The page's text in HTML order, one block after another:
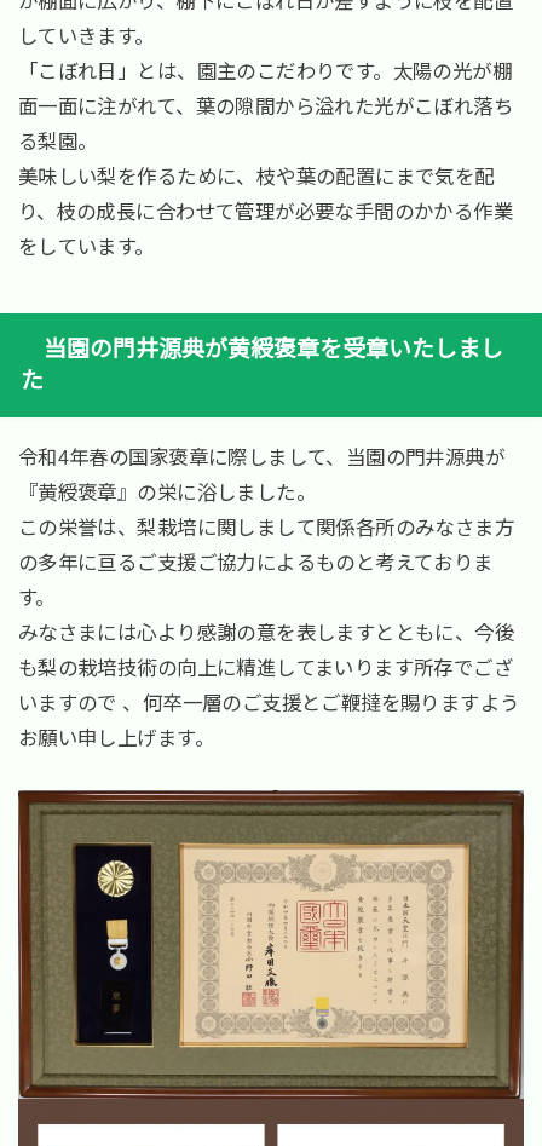
していきます。
「こぼれ日」とは、園主のこだわりです。太陽の光が棚
面一面に注がれて、葉の隙間から溢れた光がこぼれ落ち
る梨園。
美味しい梨を作るために、枝や葉の配置にまで気を配
り、枝の成長に合わせて管理が必要な手間のかかる作業
をしています。
当園の門井源典が黄綬褒章を受章いたしまし
た
令和4年春の国家褒章に際しまして、当園の門井源典が
『黄綬褒章』の栄に浴しました。
この栄誉は、梨栽培に関しまして関係各所のみなさま方
の多年に亘るご支援ご協力によるものと考えておりま
す。
みなさまには心より感謝の意を表しますとともに、今後
も梨の栽培技術の向上に精進してまいります所存でござ
いますので 、何卒一層のご支援とご鞭撻を賜りますよう
お願い申し上げます。